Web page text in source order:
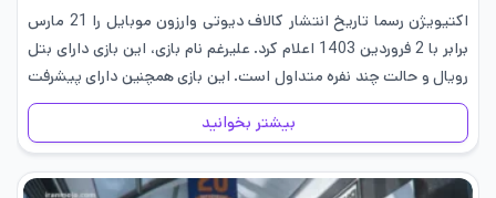
اکتیویژن رسما تاریخ انتشار کالاف دیوتی وارزون موبایل را 21 مارس
برابر با 2 فروردین 1403 اعلام کرد. علیرغم نام بازی، این بازی دارای بتل
رویال و حالت چند نفره متداول است. این بازی همچنین دارای پیشرفت
مشترک (shared progression)…
بیشتر بخوانید